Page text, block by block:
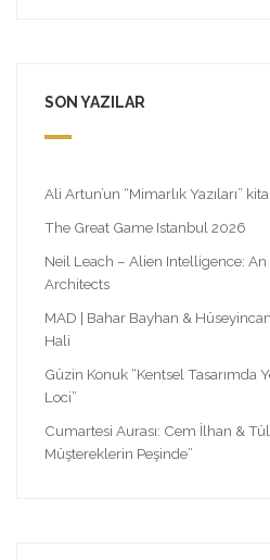
SON YAZILAR
Ali Artun’un “Mimarlık Yazıları”
The Great Game Istanbul 2026
Neil Leach – Alien Intelligence:
Architects
MAD | Bahar Bayhan &
Hali
Güzin Konuk “Kentsel Tasarımda
Loci”
Cumartesi Aurası: Cem İlhan &
Müştereklerin Peşinde”